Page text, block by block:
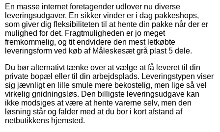
En masse internet foretagender udlover nu diverse
leveringsudgaver. En sikker vinder er i dag pakkeshops,
som giver dig fleksibiliteten til at hente din pakke når der er
mulighed for det. Fragtmuligheden er jo meget
fremkommelig, og tit endvidere den mest letkøbte
leveringsform ved køb af Måleskesæt grå plast 5 dele.
Du bør alternativt tænke over at vælge at få leveret til din
private bopæl eller til din arbejdsplads. Leveringstypen viser
sig jævnligt en lille smule mere bekostelig, men lige så vel
virkelig gnidningsløs. Den billigste leveringsudgave kan
ikke modsiges at være at hente varerne selv, men den
løsning står og falder med at du bor i kort afstand af
netbutikkens hjemsted.